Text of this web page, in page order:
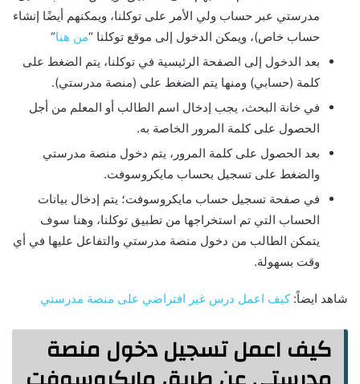
مدرستي عبر حساب ولي الأمر على توكلنا، ويمكنهم أيضًا إنشاء
حساب خاص)، ويمكن الدخول إلى موقع توكلنا “من هنا“
بعد الدخول إلى الصفحة الرئيسية في توكلنا، يتم الضغط على
كلمة (حسابي) ومنها يتم الضغط على (منصة مدرستي).
في خانة البحث، يجب إدخال اسم الطالب أو المعلم من أجل
الحصول على كلمة المرور الخاصة به.
بعد الحصول على كلمة المرور، يتم دخول منصة مدرستي
والضغط على تسجيل بحساب مايكروسوفت.
في صفحة تسجيل حساب مايكروسوفت؛ يتم إدخال بيانات
الحساب التي تم استخراجها من تطبيق توكلنا، وهنا سوف
يتمكن الطالب من دخول منصة مدرستي والتفاعل عليها في أي
وقت بسهولة.
شاهد ايضاً:كيف اعمل درس غير افتراضي على منصة مدرستي
كيف اعمل تسجيل دخول منصة